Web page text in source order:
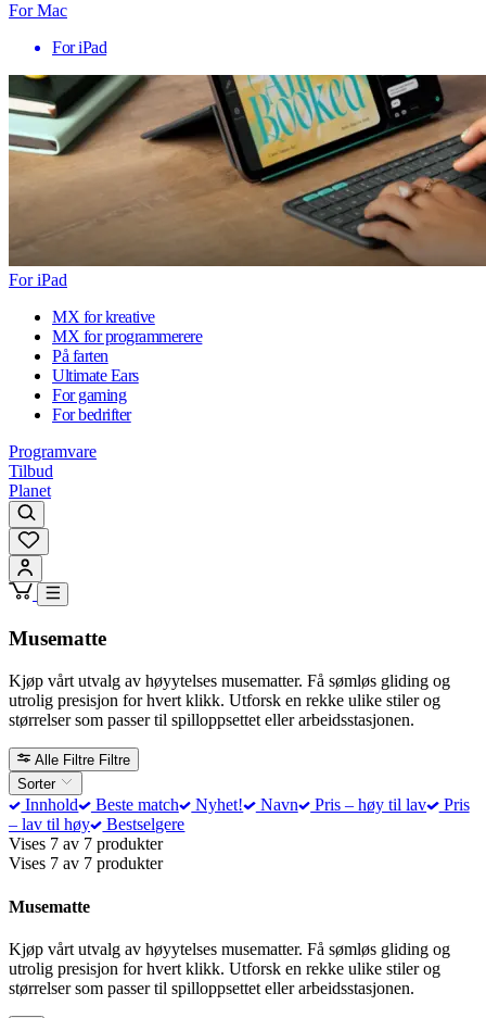
For Mac
For iPad
For iPad
MX for kreative
MX for programmerere
På farten
Ultimate Ears
For gaming
For bedrifter
Programvare
Tilbud
Planet
Musematte
Kjøp vårt utvalg av høyytelses musematter. Få sømløs gliding og
utrolig presisjon for hvert klikk. Utforsk en rekke ulike stiler og
størrelser som passer til spilloppsettet eller arbeidsstasjonen.
Alle Filtre Filtre
Sorter
Innhold Beste match Nyhet! Navn Pris – høy til lav
Pris
– lav til høy
Bestselgere
Vises 7 av 7 produkter
Vises 7 av 7 produkter
Musematte
Kjøp vårt utvalg av høyytelses musematter. Få sømløs gliding og
utrolig presisjon for hvert klikk. Utforsk en rekke ulike stiler og
størrelser som passer til spilloppsettet eller arbeidsstasjonen.